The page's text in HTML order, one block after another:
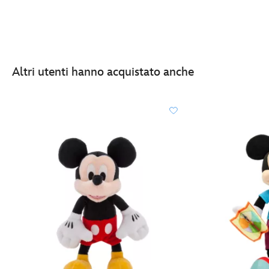
Altri utenti hanno acquistato anche